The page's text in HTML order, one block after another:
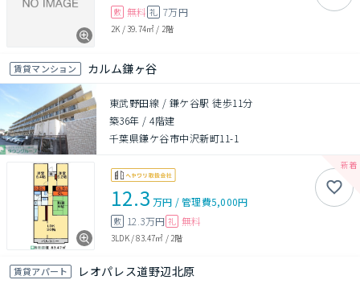
敷 無料 礼 7万円
2K /39.74㎡ / 2階
賃貸マンション カルム鎌ヶ谷
東武野田線 / 鎌ケ谷駅 徒歩11分
築36年 /4階建
千葉県鎌ケ谷市中沢新町11-1
12.3 万円 /管理費5,000円
敷 12.3万円 礼 無料
3LDK/83.47㎡ /2階
賃貸アパート レオパレス道野辺北原